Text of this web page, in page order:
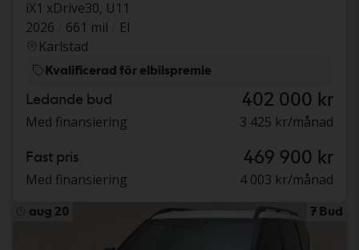
iX1 xDrive30, U11
2026
661 mil
El
Karlstad
Kvalificerad för elbilspremie
Ledande bud 402 000 kr
Med finansiering 3 425 kr/månad
Fast pris 469 900 kr
Med finansiering 4 003 kr/månad
aug 20 7 Bud